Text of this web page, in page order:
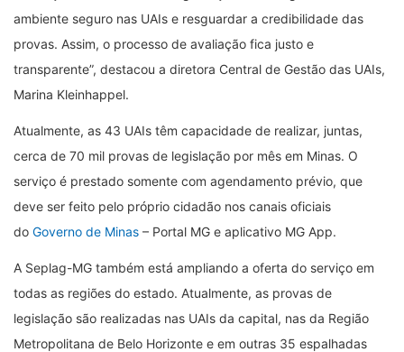
ambiente seguro nas UAIs e resguardar a credibilidade das
provas. Assim, o processo de avaliação fica justo e
transparente”, destacou a diretora Central de Gestão das UAIs,
Marina Kleinhappel.
Atualmente, as 43 UAIs têm capacidade de realizar, juntas,
cerca de 70 mil provas de legislação por mês em Minas. O
serviço é prestado somente com agendamento prévio, que
deve ser feito pelo próprio cidadão nos canais oficiais
do Governo de Minas – Portal MG e aplicativo MG App.
A Seplag-MG também está ampliando a oferta do serviço em
todas as regiões do estado. Atualmente, as provas de
legislação são realizadas nas UAIs da capital, nas da Região
Metropolitana de Belo Horizonte e em outras 35 espalhadas